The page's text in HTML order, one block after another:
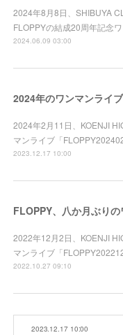
2024年8月8日、SHIBUYA
FLOPPYの結成20周年記念
2024.06.09 03:00
2024年のワンマンライ
2024年2月11日、KOENJI
マンライブ「
2023.12.17 10:00
2022年12月2日、KOENJI
マンライブ「
2022.10.27 09:10
2023.12.17 10:00